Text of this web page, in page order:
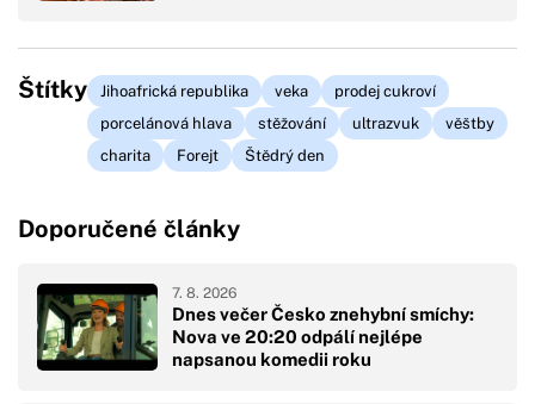
Štítky Jihoafrická republika veka
prodej cukroví
porcelánová hlava
stěžování ultrazvuk
věštby
charita
Forejt Štědrý den
Doporučené články
Dnes večer Česko znehybní smíchy:
Nova ve 20:20 odpálí nejlépe
napsanou komedii roku
7. 8. 2026